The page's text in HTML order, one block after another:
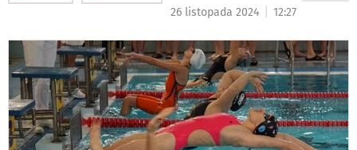
26 listopada 2024 12:27